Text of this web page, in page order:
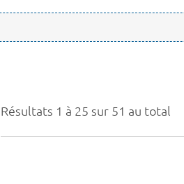
Résultats 1 à 25 sur 51 au total